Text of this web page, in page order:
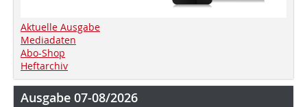
Aktuelle Ausgabe
Mediadaten
Abo-Shop
Heftarchiv
Ausgabe 07-08/2026